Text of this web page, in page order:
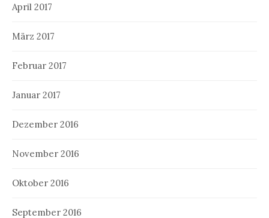
April 2017
März 2017
Februar 2017
Januar 2017
Dezember 2016
November 2016
Oktober 2016
September 2016